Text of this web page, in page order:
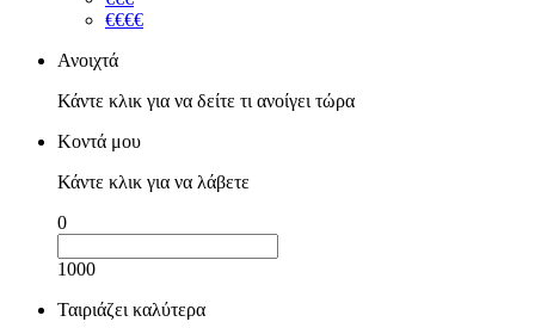
€€€€
Ανοιχτά
Κάντε κλικ για να δείτε τι ανοίγει τώρα
Κοντά μου
Κάντε κλικ για να λάβετε
0
1000
Ταιριάζει καλύτερα